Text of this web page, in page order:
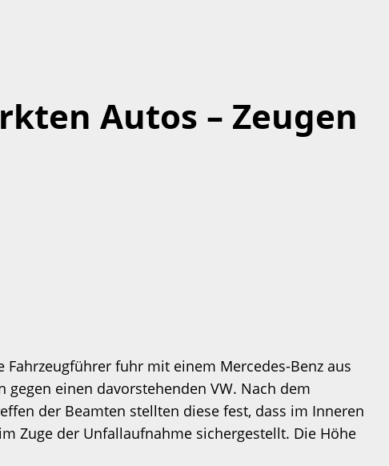
Autos – Zeugen
fuhr mit einem Mercedes-Benz aus
einen davorstehenden VW. Nach dem
der Beamten stellten diese fest, dass im Inneren
Zuge der Unfallaufnahme sichergestellt. Die Höhe